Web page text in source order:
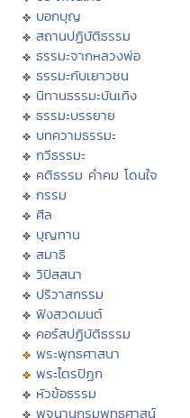
บอกบุญ
สถานปฏิบัติธรรม
ธรรมะจากหลวงพ่อ
ธรรมะกับเยาวชน
นิทานธรรมะบันเทิง
ธรรมะบรรยาย
บทความธรรมะ
กวีธรรมะ
คติธรรม คำคม โดนใจ
กรรม
ศีล
บุญทาน
สมาธิ
วิปัสสนา
ปริวาสกรรม
ฟังสวดมนต์
คอร์สปฏิบัติธรรม
พระพุทธศาสนา
พระไตรปิฏก
หัวข้อธรรม
พจนานุกรมพุทธศาสน์